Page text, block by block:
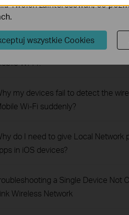
zainstalować kartę SIM w routerze
are the most frequent asked
Wi-Fi?
my devices fail to detect the
Wi-Fi suddenly?
do I need to give Local Network
in iOS devices?
a Single Device Not
Wireless Network
Twoich zainteresowań, co
wszystkie Cookies